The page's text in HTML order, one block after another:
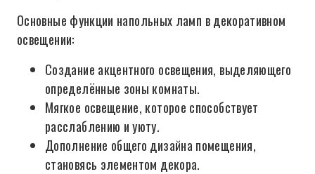
Основные функции напольных ламп в декоративном
освещении:
Создание акцентного освещения, выделяющего
определённые зоны комнаты.
Мягкое освещение, которое способствует
расслаблению и уюту.
Дополнение общего дизайна помещения,
становясь элементом декора.